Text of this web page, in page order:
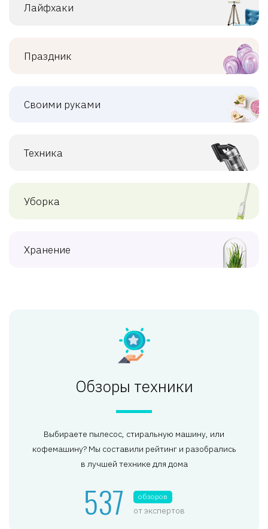
Лайфхаки
Праздник
Своими руками
Техника
Уборка
Хранение
Обзоры техники
Выбираете пылесос, стиральную машину, или
кофемашину? Мы составили рейтинг и разобрались
в лучшей технике для дома
537 обзоров
от экспертов